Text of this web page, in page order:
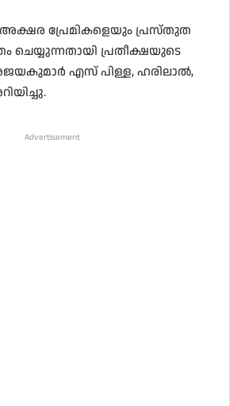
പ്രേമികളെയും പ്രസ്തുത
ചെയ്യുന്നതായി പ്രതീക്ഷയുടെ
എസ് പിള്ള, ഹരിലാൽ,
Advertisement